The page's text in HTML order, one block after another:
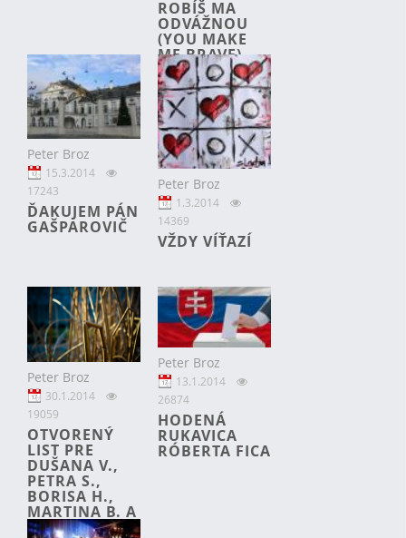
ROBÍŠ MA
ODVÁŽNOU
(YOU MAKE
ME BRAVE)
Peter Broz
15.3.2014
17243
ĎAKUJEM PÁN
GAŠPAROVIČ
Peter Broz
1.3.2014
14369
VŽDY VÍŤAZÍ
Peter Broz
30.1.2014
19059
OTVORENÝ
LIST PRE
DUŠANA V.,
PETRA S.,
BORISA H.,
MARTINA B. A
MICHALA P.
Peter Broz
13.1.2014
26874
HODENÁ
RUKAVICA
RÓBERTA FICA